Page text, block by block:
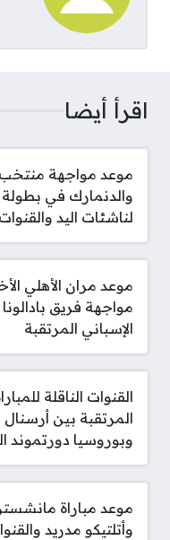
اقرأ أيضا
موعد مواجهة
والدنمارك في بطولة
لناشئات اليد والقنوات
موعد مران الأهلي
مواجهة فريق بادالونا
الإسباني المرتقبة
القنوات الناقلة
المرتقبة بين أرسنال
وبوروسيا دورتموند
موعد مباراة
وأتلتيكو مدريد